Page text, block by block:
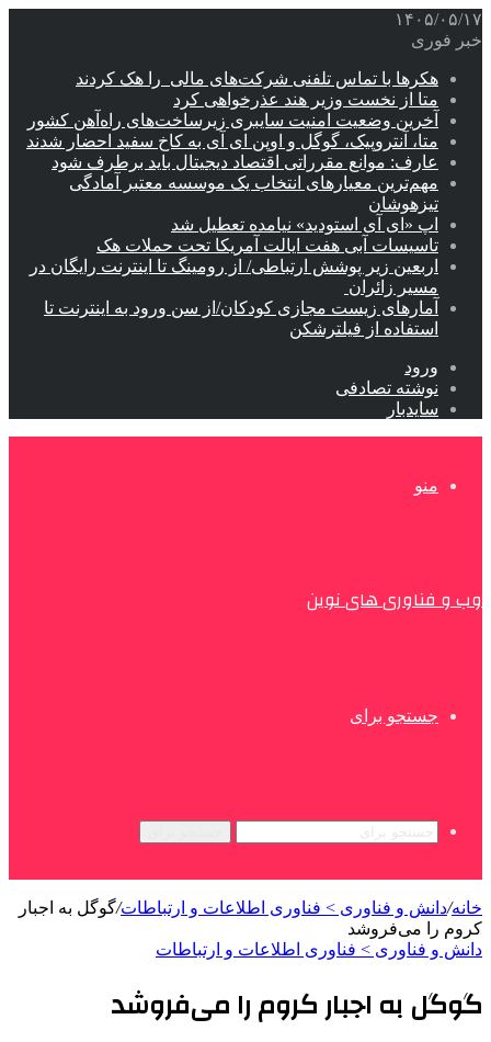
۱۴۰۵/۰۵/۱۷
خبر فوری
هکرها با تماس تلفنی شرکت‌های مالی را هک کردند
متا از نخست وزیر هند عذرخواهی کرد
آخرین وضعیت امنیت سایبری زیرساخت‌های راه‌آهن کشور
متا، آنتروپیک، گوگل و اوپن ای آی به کاخ سفید احضار شدند
عارف: موانع مقرراتی اقتصاد دیجیتال باید برطرف شود
مهم‌ترین معیارهای انتخاب یک موسسه معتبر آمادگی
تیزهوشان
اپ «ای آی استودید» نیامده تعطیل شد
تاسیسات آبی هفت ایالت آمریکا تحت حملات هک
اربعین زیر پوشش ارتباطی/ از رومینگ تا اینترنت رایگان در
مسیر زائران
آمارهای زیست مجازی کودکان/از سن ورود به اینترنت تا
استفاده از فیلترشکن
ورود
نوشته تصادفی
سایدبار
منو
وب و فناوری های نوین
جستجو برای
خانه/دانش و فناوری > فناوری اطلاعات و ارتباطات/گوگل به اجبار
کروم را می‌فروشد
دانش و فناوری > فناوری اطلاعات و ارتباطات
گوگل به اجبار کروم را می‌فروشد